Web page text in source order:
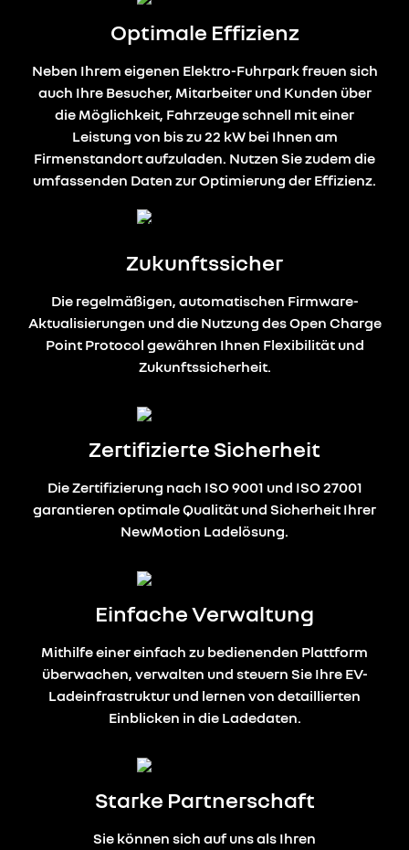
Optimale Effizienz
Neben Ihrem eigenen Elektro-Fuhrpark freuen sich
auch Ihre Besucher, Mitarbeiter und Kunden über
die Möglichkeit, Fahrzeuge schnell mit einer
Leistung von bis zu 22 kW bei Ihnen am
Firmenstandort aufzuladen. Nutzen Sie zudem die
umfassenden Daten zur Optimierung der Effizienz.
Zukunftssicher
Die regelmäßigen, automatischen Firmware-
Aktualisierungen und die Nutzung des Open Charge
Point Protocol gewähren Ihnen Flexibilität und
Zukunftssicherheit.
Zertifizierte Sicherheit
Die Zertifizierung nach ISO 9001 und ISO 27001
garantieren optimale Qualität und Sicherheit Ihrer
NewMotion Ladelösung.
Einfache Verwaltung
Mithilfe einer einfach zu bedienenden Plattform
überwachen, verwalten und steuern Sie Ihre EV-
Ladeinfrastruktur und lernen von detaillierten
Einblicken in die Ladedaten.
Starke Partnerschaft
Sie können sich auf uns als Ihren